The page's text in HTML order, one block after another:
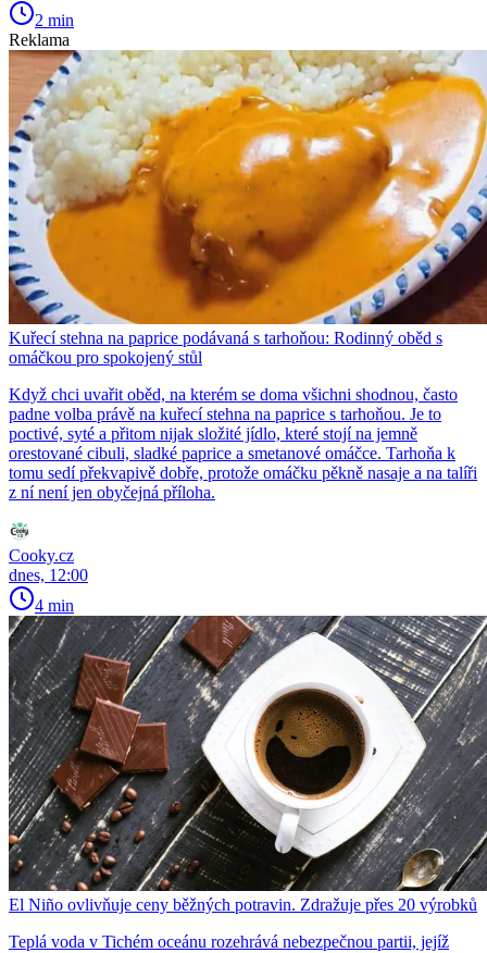
2 min
Reklama
Kuřecí stehna na paprice podávaná s tarhoňou: Rodinný oběd s
omáčkou pro spokojený stůl
Když chci uvařit oběd, na kterém se doma všichni shodnou, často
padne volba právě na kuřecí stehna na paprice s tarhoňou. Je to
poctivé, syté a přitom nijak složité jídlo, které stojí na jemně
orestované cibuli, sladké paprice a smetanové omáčce. Tarhoňa k
tomu sedí překvapivě dobře, protože omáčku pěkně nasaje a na talíři
z ní není jen obyčejná příloha.
Cooky.cz
dnes, 12:00
4 min
El Niño ovlivňuje ceny běžných potravin. Zdražuje přes 20 výrobků
Teplá voda v Tichém oceánu rozehrává nebezpečnou partii, jejíž